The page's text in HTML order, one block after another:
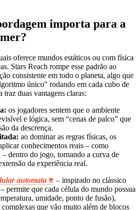
importa para a
oferece mundos estáticos ou com física
Stars Reach rompe esse padrão ao
consistente em todo o planeta, algo que
único" rodando em cada cubo de
traz duas vantagens claras:
os jogadores sentem que o ambiente
e lógica, sem “cenas de palco” que
da descrença.
ao dominar as regras físicas, os
conhecimentos reais – como
– dentro do jogo, tornando a curva de
da experiência real.
automata
– inspirado no clássico
permite que cada célula do mundo possua
umidade, ponto de fusão),
que vão muito além de blocos